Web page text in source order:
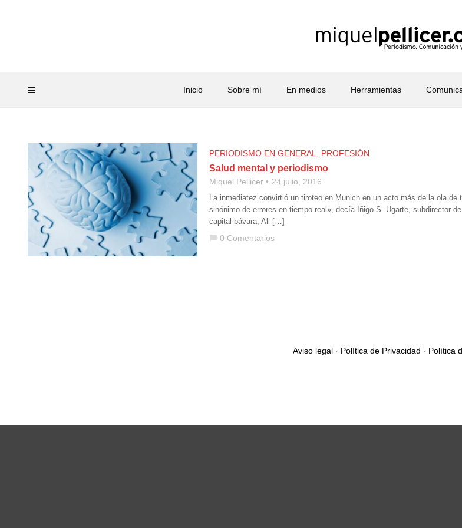
Inicio Sobre mí En medios Herramientas
PERIODISMO EN GENERAL PROFESIÓN
Salud mental y periodismo
Miquel Pellicer 24 julio, 2016
La inmediatez convirtió un tiroteo en Munich en un acto más de la ola
sinónimo de errores en tiempo real», decía Iñigo S. Ugarte, subdirector
capital bávara, Ali […]
chat_bubble 0 Comentarios
Aviso legal· Política de Privacidad · Política